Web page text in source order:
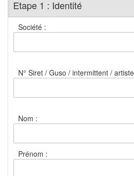
Etape 1 : Identité
Société :
N° Siret / Guso / intermittent /
Nom :
Prénom :